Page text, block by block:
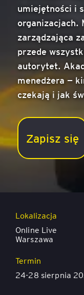
umiejętności i
organizacjach.
zarządzająca
przede
autorytet.
menedżera —
czekają i jak
Zapisz się
Certyfikowana
Cena
5 700 zł netto
stacjonarne
5 500 zł netto
online live
Na to szkolenie
Dowiedz się więcej
Lokalizacja
Online Live
Warszawa
Termin
24-28 sierpnia